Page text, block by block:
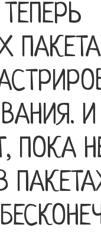
И
ПОКА